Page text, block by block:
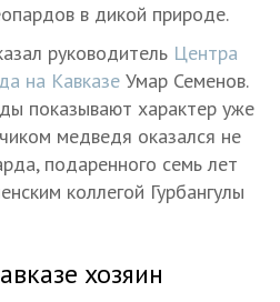
в дикой природе.
руководитель Центра
на Кавказе Умар Семенов.
показывают характер уже
медведя оказался не
подаренного семь лет
коллегой Гурбангулы
хозяин